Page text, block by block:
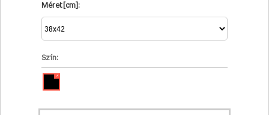
Méret [cm]:
Szín:
✓